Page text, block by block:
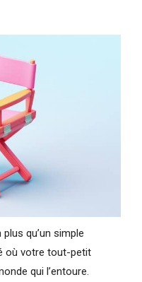
qu’un simple
où votre tout-petit
qui l’entoure.